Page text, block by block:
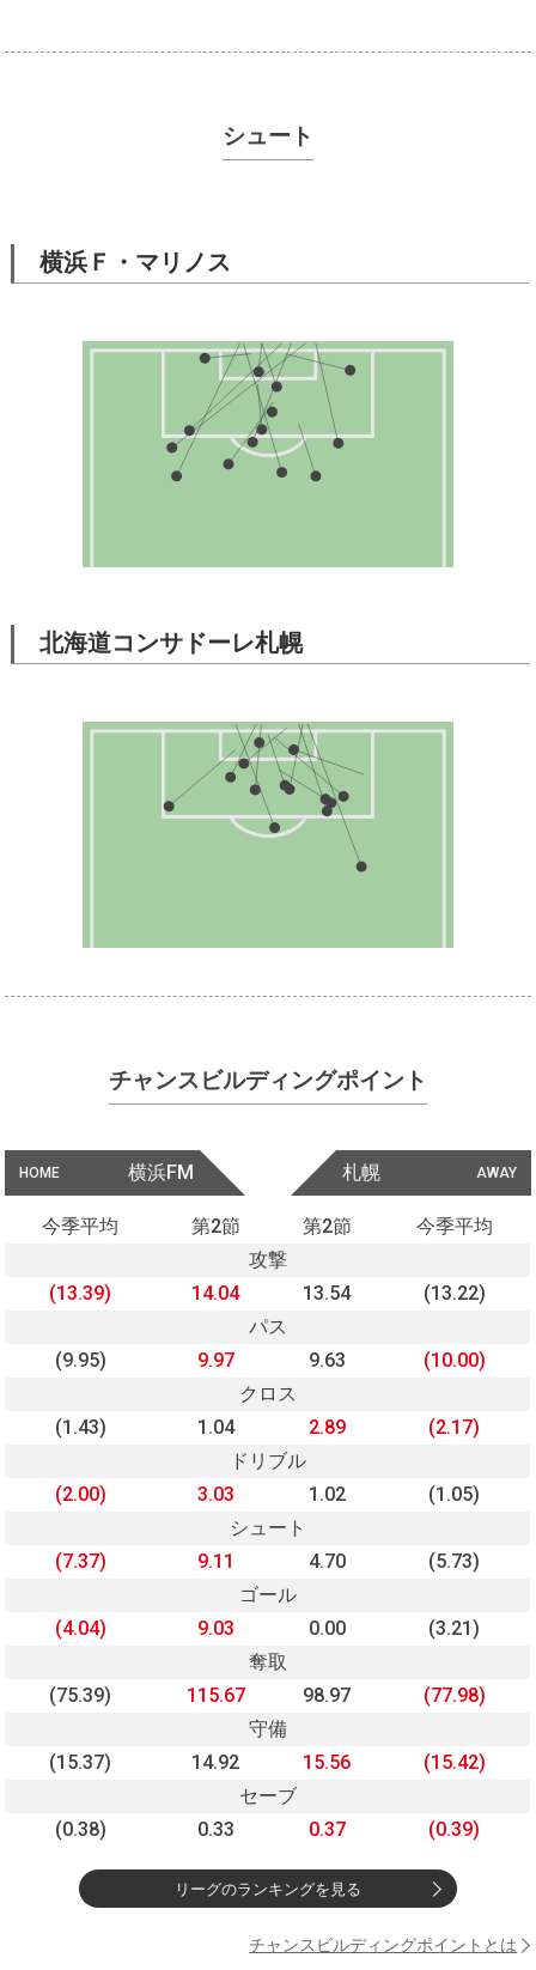
シュート
横浜Ｆ・マリノス
北海道コンサドーレ札幌
チャンスビルディングポイント
HOME 横浜FM AWAY
札幌
今季平均 第2節 第2節
今季平均
攻撃
(13.39)
14.04 13.54
(13.22)
パス
(9.95)
9.97 9.63
(10.00)
クロス
(1.43)
1.04 2.89
(2.17)
ドリブル
(2.00)
3.03 1.02
(1.05)
シュート
(7.37)
9.11 4.70
(5.73)
ゴール
(4.04)
9.03 0.00
(3.21)
奪取
(75.39)
115.67 98.97
(77.98)
守備
(15.37)
14.92 15.56
(15.42)
セーブ
(0.38)
0.33 0.37 (0.39)
リーグのランキングを見る
チャンスビルディングポイントとは